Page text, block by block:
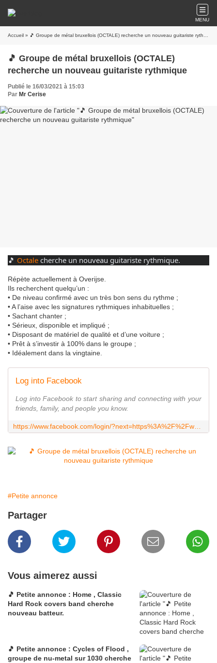
MENU
Accueil » 🎵 Groupe de métal bruxellois (OCTALE) recherche un nouveau guitariste rythmique
🎵 Groupe de métal bruxellois (OCTALE)
recherche un nouveau guitariste rythmique
Publié le 16/03/2021 à 15:03
Par Mr Cerise
🎵 Octale cherche un nouveau guitariste rythmique.
Répète actuellement à Overijse.
Ils recherchent quelqu’un :
• De niveau confirmé avec un très bon sens du rythme ;
• A l’aise avec les signatures rythmiques inhabituelles ;
• Sachant chanter ;
• Sérieux, disponible et impliqué ;
• Disposant de matériel de qualité et d’une voiture ;
• Prêt à s’investir à 100% dans le groupe ;
• Idéalement dans la vingtaine.
Log into Facebook
Log into Facebook to start sharing and connecting with your
friends, family, and people you know.
#Petite annonce
Partager
Vous aimerez aussi
🎵 Petite annonce : Home , Classic
Hard Rock covers band cherche
nouveau batteur.
🎵 Petite annonce : Cycles of Flood ,
groupe de nu-metal sur 1030 cherche